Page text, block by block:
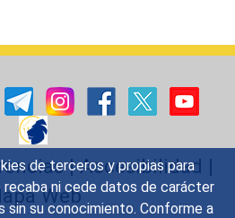
de terceros y propias para
recaba ni cede datos de carácter
sin su conocimiento. Conforme a
|Accesibilidad |
Web